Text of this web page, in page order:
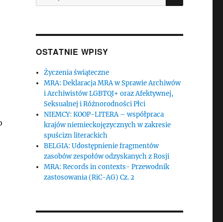
OSTATNIE WPISY
Życzenia świąteczne
MRA: Deklaracja MRA w Sprawie Archiwów
i Archiwistów LGBTQI+ oraz Afektywnej,
Seksualnej i Różnorodności Płci
NIEMCY: KOOP-LITERA – współpraca
krajów niemieckojęzycznych w zakresie
spuścizn literackich
BELGIA: Udostępnienie fragmentów
zasobów zespołów odzyskanych z Rosji
MRA: Records in contexts- Przewodnik
zastosowania (RiC-AG) Cz. 2